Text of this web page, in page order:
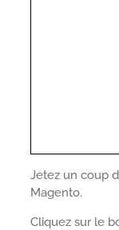
Jetez un coup
Magento.
Cliquez sur le